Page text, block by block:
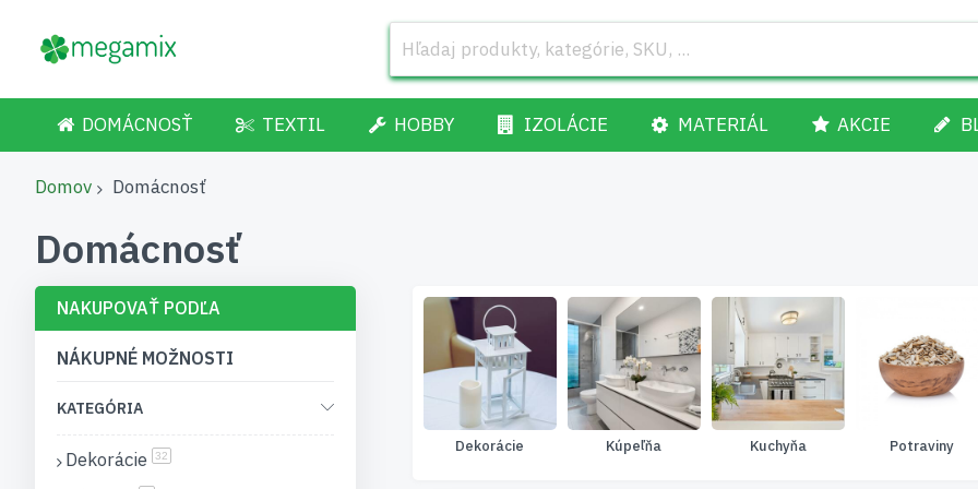
DOMÁCNOSŤ TEXTIL HOBBY IZOLÁCIE MATERIÁL AKCIE
Domov Domácnosť
Domácnosť
Dekorácie Kúpeľňa Kuchyňa Potraviny
NAKUPOVAŤ PODĽA
NÁKUPNÉ MOŽNOSTI
KATEGÓRIA
Dekorácie 32